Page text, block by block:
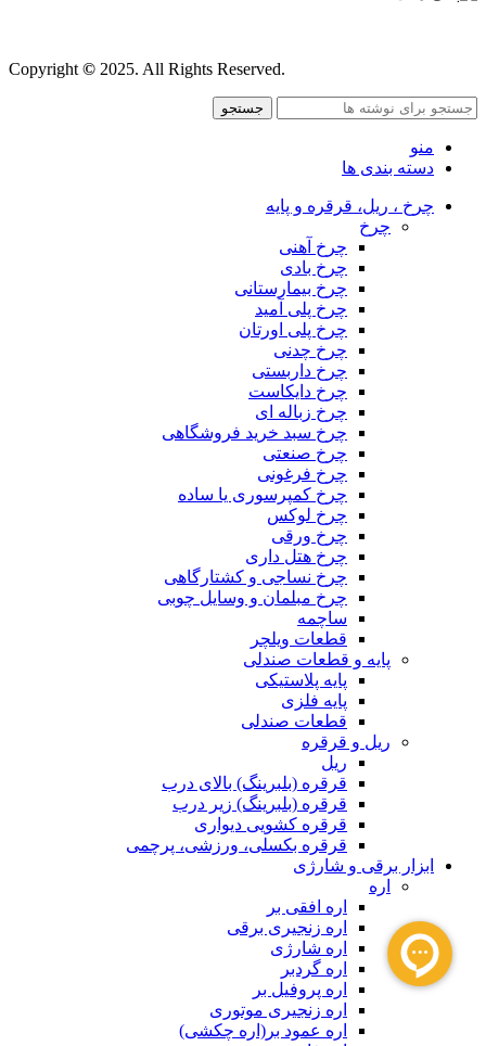
Copyright© 2025. All Rights Reserved.
جستجو
منو
دسته بندی ها
چرخ ، ریل، قرقره و پایه
چرخ
چرخ آهنی
چرخ بادی
چرخ بیمارستانی
چرخ پلی آمید
چرخ پلی اورتان
چرخ چدنی
چرخ داربستی
چرخ دایکاست
چرخ زباله ای
چرخ سبد خرید فروشگاهی
چرخ صنعتی
چرخ فرغونی
چرخ کمپرسوری یا ساده
چرخ لوکس
چرخ ورقی
چرخ هتل داری
چرخ نساجی و کشتارگاهی
چرخ مبلمان و وسایل چوبی
ساچمه
قطعات ویلچر
پایه و قطعات صندلی
پایه پلاستیکی
پایه فلزی
قطعات صندلی
ریل و قرقره
ریل
قرقره (بلبرینگ) بالای درب
قرقره (بلبرینگ) زیر درب
قرقره کشویی دیواری
قرقره بکسلی، ورزشی، پرچمی
ابزار برقی و شارژی
اره
اره افقی بر
اره زنجیری برقی
اره شارژی
اره گردبر
اره پروفیل بر
اره زنجیری موتوری
اره عمود بر(اره چکشی)